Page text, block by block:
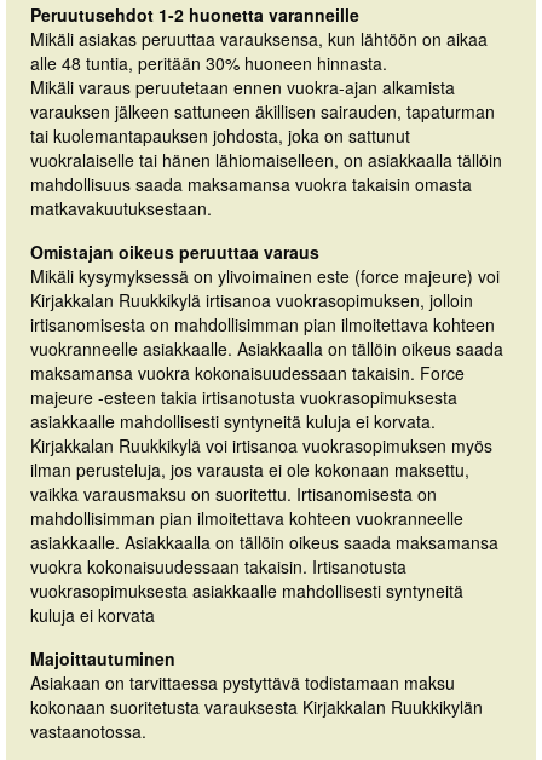
Peruutusehdot 1-2 huonetta varanneille
Mikäli asiakas peruuttaa varauksensa, kun lähtöön on aikaa
alle 48 tuntia, peritään 30% huoneen hinnasta.
Mikäli varaus peruutetaan ennen vuokra-ajan alkamista
varauksen jälkeen sattuneen äkillisen sairauden, tapaturman
tai kuolemantapauksen johdosta, joka on sattunut
vuokralaiselle tai hänen lähiomaiselleen, on asiakkaalla tällöin
mahdollisuus saada maksamansa vuokra takaisin omasta
matkavakuutuksestaan.
Omistajan oikeus peruuttaa varaus
Mikäli kysymyksessä on ylivoimainen este (force majeure) voi
Kirjakkalan Ruukkikylä irtisanoa vuokrasopimuksen, jolloin
irtisanomisesta on mahdollisimman pian ilmoitettava kohteen
vuokranneelle asiakkaalle. Asiakkaalla on tällöin oikeus saada
maksamansa vuokra kokonaisuudessaan takaisin. Force
majeure -esteen takia irtisanotusta vuokrasopimuksesta
asiakkaalle mahdollisesti syntyneitä kuluja ei korvata.
Kirjakkalan Ruukkikylä voi irtisanoa vuokrasopimuksen myös
ilman perusteluja, jos varausta ei ole kokonaan maksettu,
vaikka varausmaksu on suoritettu. Irtisanomisesta on
mahdollisimman pian ilmoitettava kohteen vuokranneelle
asiakkaalle. Asiakkaalla on tällöin oikeus saada maksamansa
vuokra kokonaisuudessaan takaisin. Irtisanotusta
vuokrasopimuksesta asiakkaalle mahdollisesti syntyneitä
kuluja ei korvata
Majoittautuminen
Asiakaan on tarvittaessa pystyttävä todistamaan maksu
kokonaan suoritetusta varauksesta Kirjakkalan Ruukkikylän
vastaanotossa.